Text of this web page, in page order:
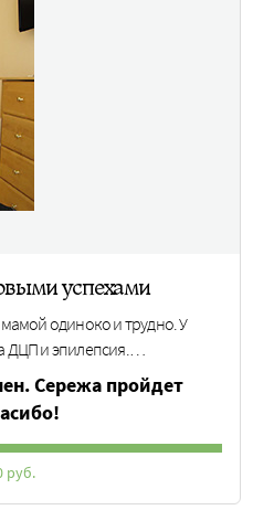
успехами
одиноко и трудно. У
ДЦП и эпилепсия.…
Сережа пройдет
руб.